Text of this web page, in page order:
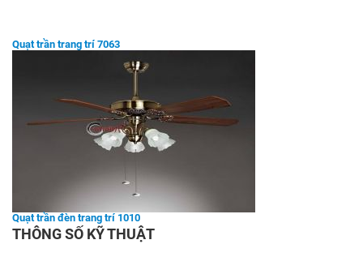
Quạt trần trang trí 7063
Quạt trần đèn trang trí 1010
THÔNG SỐ KỸ THUẬT